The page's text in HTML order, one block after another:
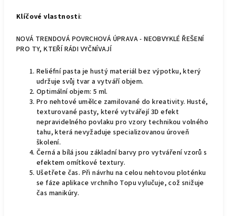
Klíčové vlastnosti:
NOVÁ TRENDOVÁ POVRCHOVÁ ÚPRAVA - NEOBVYKLÉ ŘEŠENÍ
PRO TY, KTEŘÍ RÁDI VYČNÍVAJÍ
Reliéfní pasta je hustý materiál bez výpotku, který
udržuje svůj tvar a vytváří objem.
Optimální objem: 5 ml.
Pro nehtové umělce zamilované do kreativity. Husté,
texturované pasty, které vytvářejí 3D efekt
nepravidelného povlaku pro vzory technikou volného
tahu, která nevyžaduje specializovanou úroveň
školení.
Černá a bílá jsou základní barvy pro vytváření vzorů s
efektem omítkové textury.
Ušetřete čas. Při návrhu na celou nehtovou ploténku
se fáze aplikace vrchního Topu vylučuje, což snižuje
čas manikúry.